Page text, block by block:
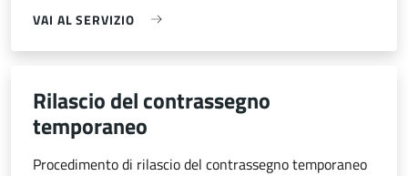
VAI AL SERVIZIO
Rilascio del contrassegno
temporaneo
Procedimento di rilascio del contrassegno temporaneo